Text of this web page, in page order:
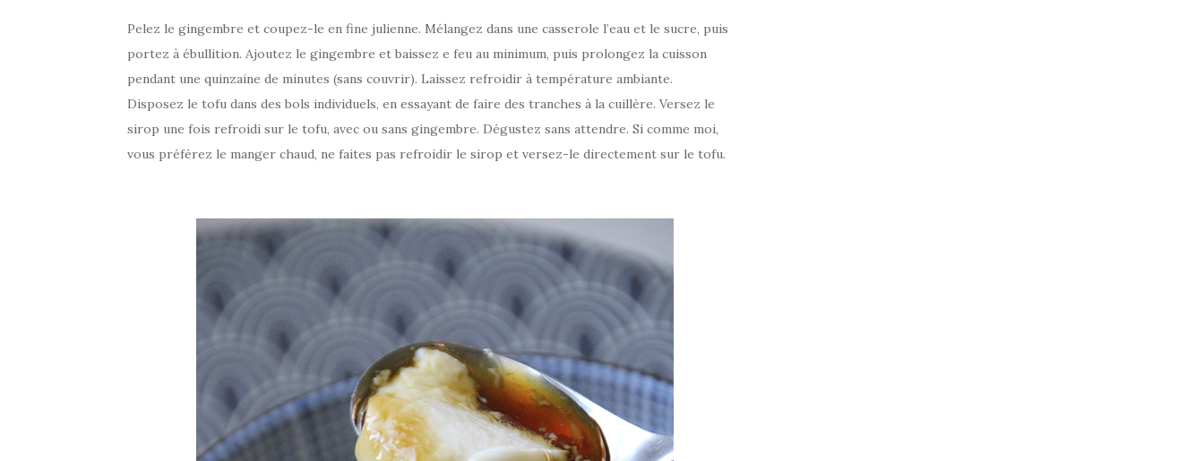
Pelez le gingembre et coupez-le en fine julienne. Mélangez dans une casserole l’eau et le sucre, puis
portez à ébullition. Ajoutez le gingembre et baissez e feu au minimum, puis prolongez la cuisson
pendant une quinzaine de minutes (sans couvrir). Laissez refroidir à température ambiante.
Disposez le tofu dans des bols individuels, en essayant de faire des tranches à la cuillère. Versez le
sirop une fois refroidi sur le tofu, avec ou sans gingembre. Dégustez sans attendre. Si comme moi,
vous préférez le manger chaud, ne faites pas refroidir le sirop et versez-le directement sur le tofu.